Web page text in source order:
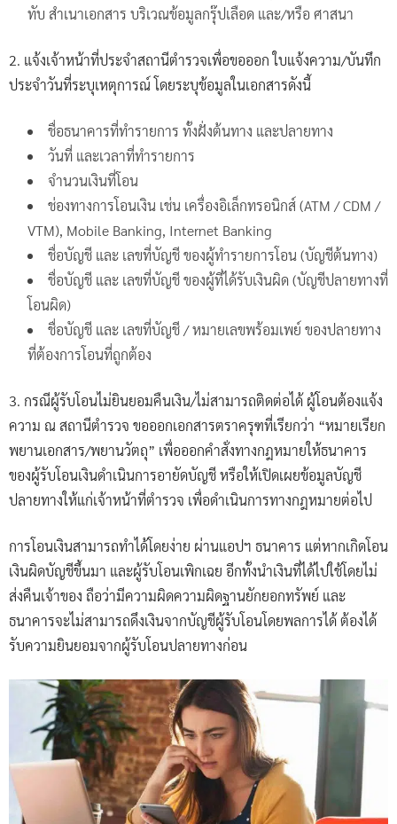
ทับ สำเนาเอกสาร บริเวณข้อมูลกรุ๊ปเลือด และ/หรือ ศาสนา
2. แจ้งเจ้าหน้าที่ประจำสถานีตำรวจเพื่อขอออก ใบแจ้งความ/บันทึก
ประจำวันที่ระบุเหตุการณ์ โดยระบุข้อมูลในเอกสารดังนี้
ชื่อธนาคารที่ทำรายการ ทั้งฝั่งต้นทาง และปลายทาง
วันที่ และเวลาที่ทำรายการ
จำนวนเงินที่โอน
ช่องทางการโอนเงิน เช่น เครื่องอิเล็กทรอนิกส์ (ATM / CDM /
VTM), Mobile Banking, Internet Banking
ชื่อบัญชี และ เลขที่บัญชี ของผู้ทำรายการโอน (บัญชีต้นทาง)
ชื่อบัญชี และ เลขที่บัญชี ของผู้ที่ได้รับเงินผิด (บัญชีปลายทางที่
โอนผิด)
ชื่อบัญชี และ เลขที่บัญชี / หมายเลขพร้อมเพย์ ของปลายทาง
ที่ต้องการโอนที่ถูกต้อง
3. กรณีผู้รับโอนไม่ยินยอมคืนเงิน/ไม่สามารถติดต่อได้ ผู้โอนต้องแจ้ง
ความ ณ สถานีตำรวจ ขอออกเอกสารตราครุฑที่เรียกว่า “หมายเรียก
พยานเอกสาร/พยานวัตถุ” เพื่อออกคำสั่งทางกฎหมายให้ธนาคาร
ของผู้รับโอนเงินดำเนินการอายัดบัญชี หรือให้เปิดเผยข้อมูลบัญชี
ปลายทางให้แก่เจ้าหน้าที่ตำรวจ เพื่อดำเนินการทางกฎหมายต่อไป
การโอนเงินสามารถทำได้โดยง่าย ผ่านแอปฯ ธนาคาร แต่หากเกิดโอน
เงินผิดบัญชีขึ้นมา และผู้รับโอนเพิกเฉย อีกทั้งนำเงินที่ได้ไปใช้โดยไม่
ส่งคืนเจ้าของ ถือว่ามีความผิดความผิดฐานยักยอกทรัพย์ และ
ธนาคารจะไม่สามารถดึงเงินจากบัญชีผู้รับโอนโดยพลการได้ ต้องได้
รับความยินยอมจากผู้รับโอนปลายทางก่อน